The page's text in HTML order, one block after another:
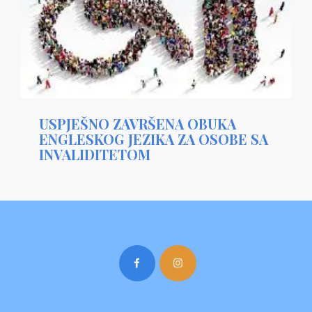
USPJEŠNO ZAVRŠENA OBUKA
ENGLESKOG JEZIKA ZA OSOBE SA
INVALIDITETOM